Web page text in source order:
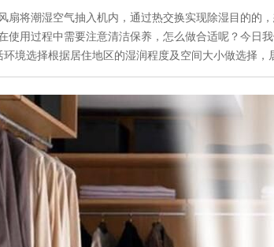
扇将潮湿空气抽入机内，通过热交换实现除湿目的的
使用过程中需要注意清洁保养，怎么做合适呢？今日
环境选择根据居住地区的湿润程度及空间大小做选择